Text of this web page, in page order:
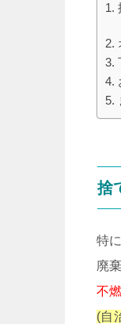
捨
特
廃
不
(自